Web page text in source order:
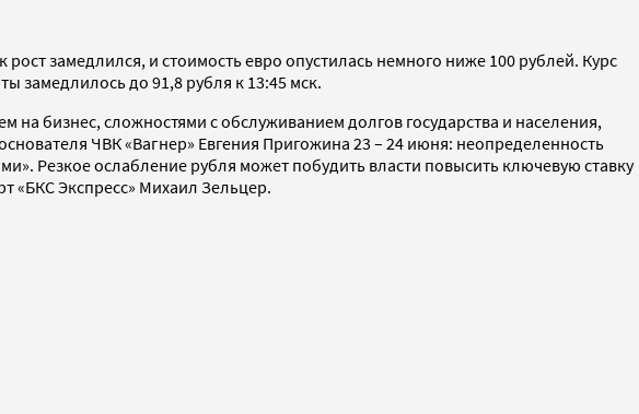
замедлился, и стоимость евро опустилась немного ниже 100 рублей. Курс
замедлилось до 91,8 рубля к 13:45 мск.
бизнес, сложностями с обслуживанием долгов государства и населения,
ЧВК «Вагнер» Евгения Пригожина 23 – 24 июня: неопределенность
Резкое ослабление рубля может побудить власти повысить ключевую ставку
«БКС Экспресс» Михаил Зельцер.